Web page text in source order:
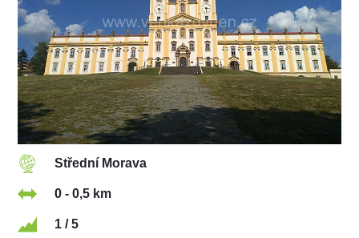
Střední Morava
0 - 0,5 km
1 / 5